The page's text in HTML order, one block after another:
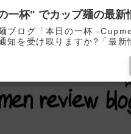
の新商品をレビュー / アレンジ
一杯" でカップ麺の最新
ブログ「本日の一杯 -
知を受け取りますか?「最新